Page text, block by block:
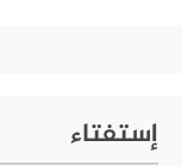
إستفتاء